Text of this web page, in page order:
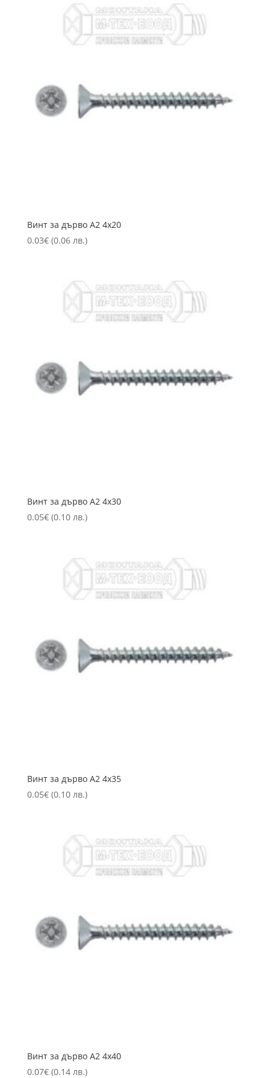
Винт за дърво А2 4х20
0.03€ (0.06 лв.)
Винт за дърво А2 4х30
0.05€ (0.10 лв.)
Винт за дърво А2 4х35
0.05€ (0.10 лв.)
Винт за дърво А2 4х40
0.07€ (0.14 лв.)